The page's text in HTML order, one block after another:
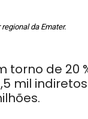
da Emater.
de 20
mil